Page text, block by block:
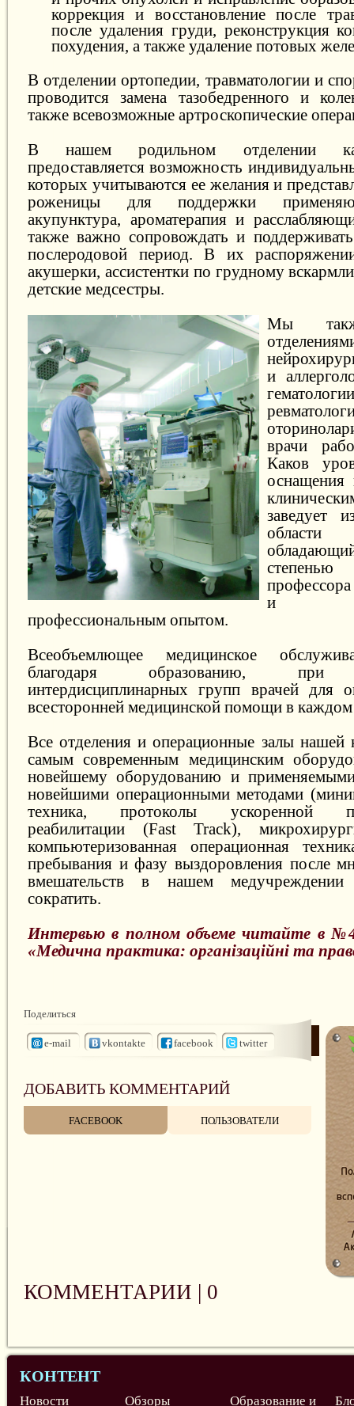
коррекция и восстановление после
после удаления груди, реконструкция
похудения, а также удаление потовых
В отделении ортопедии, травматологии и
проводится замена тазобедренного и
также всевозможные артроскопические
В нашем родильном отделении
предоставляется возможность
которых учитываются ее желания и
роженицы для поддержки
акупунктура, ароматерапия и
также важно сопровождать и
послеродовой период. В их
акушерки, ассистентки по грудному
детские медсестры.
Мы
и
врачи
Каков
заведует
и
профессиональным опытом.
Всеобъемлющее медицинское
благодаря образованию, при
интердисциплинарных групп врачей для
всесторонней медицинской помощи в каждом
Все отделения и операционные залы нашей
самым современным медицинским
новейшему оборудованию и
новейшими операционными методами
техника, протоколы ускоренной
реабилитации (Fast Track),
компьютеризованная операционная
пребывания и фазу выздоровления после
вмешательств в нашем медучреждении
сократить.
Интервью в полном объеме читайте в
«Медична практика: організаційні та
Поделиться
e-mail vkontakte facebook twitter
ДОБАВИТЬ КОММЕНТАРИЙ
FACEBOOK ПОЛЬЗОВАТЕЛИ
КОММЕНТАРИИ | 0
КОНТЕНТ
Новости Обзоры Образование и